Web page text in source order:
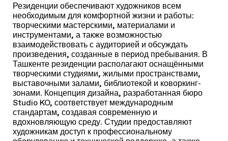
Резиденции обеспечивают художников всем
необходимым для комфортной жизни и работы:
творческими мастерскими, материалами и
инструментами, а также возможностью
взаимодействовать с аудиторией и обсуждать
произведения, созданные в период пребывания. В
Ташкенте резиденции располагают оснащёнными
творческими студиями, жилыми пространствами,
выставочными залами, библиотекой и коворкинг-
зонами. Концепция дизайна, разработанная бюро
Studio KO, соответствует международным
стандартам, создавая современную и
вдохновляющую среду. Студии предоставляют
художникам доступ к профессиональному